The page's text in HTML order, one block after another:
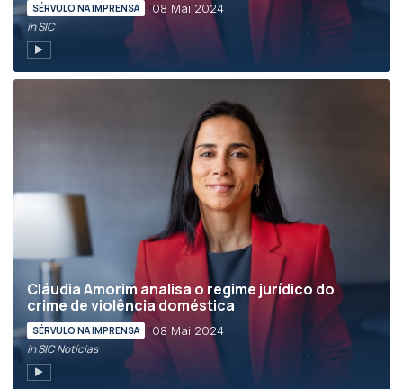
SÉRVULO NA IMPRENSA 08 Mai 2024
in SIC
Cláudia Amorim analisa o regime jurídico do
crime de violência doméstica
SÉRVULO NA IMPRENSA 08 Mai 2024
in SIC Notícias